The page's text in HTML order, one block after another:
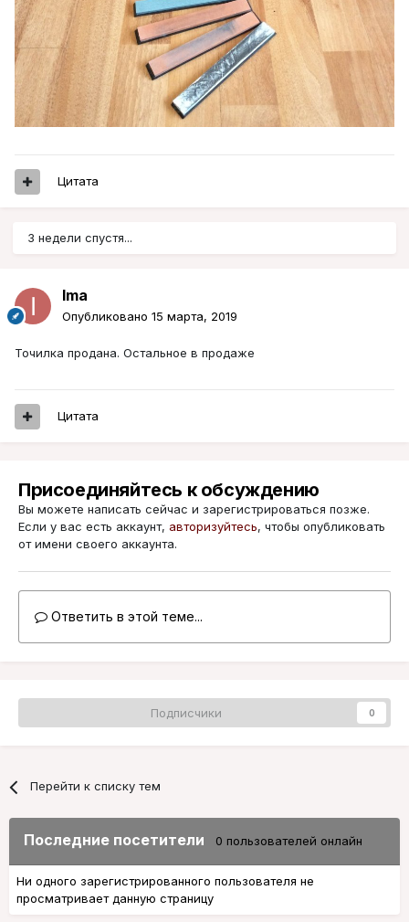
Цитата
3 недели спустя...
Ima
Опубликовано 15 марта, 2019
Точилка продана. Остальное в продаже
Цитата
Присоединяйтесь к обсуждению
Вы можете написать сейчас и зарегистрироваться позже.
Если у вас есть аккаунт, авторизуйтесь, чтобы опубликовать
от имени своего аккаунта.
Ответить в этой теме...
Подписчики 0
Перейти к списку тем
Последние посетители 0 пользователей онлайн
Ни одного зарегистрированного пользователя не
просматривает данную страницу